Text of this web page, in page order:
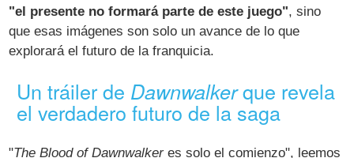
"el presente no formará parte de este juego", sino
que esas imágenes son solo un avance de lo que
explorará el futuro de la franquicia.
Un tráiler de Dawnwalkerque revela
el verdadero futuro de la saga
"The Blood of Dawnwalkeres solo el comienzo", leemos